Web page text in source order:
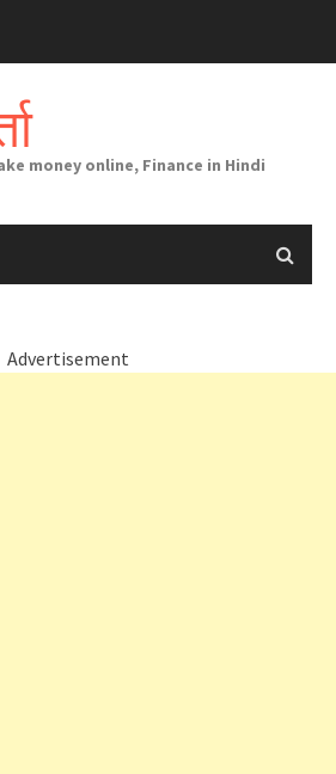
money online, Finance in Hindi
Advertisement